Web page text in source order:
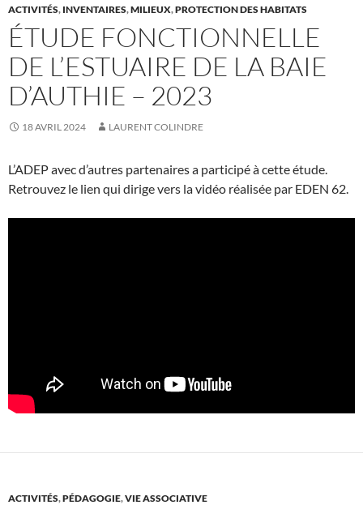
ACTIVITÉS, INVENTAIRES,MILIEUX,PROTECTION DES HABITATS
ÉTUDE FONCTIONNELLE
DE L’ESTUAIRE DE LA BAIE
D’AUTHIE – 2023
18 AVRIL 2024 LAURENT COLINDRE
L’ADEP avec d’autres partenaires a participé à cette étude.
Retrouvez le lien qui dirige vers la vidéo réalisée par EDEN 62.
ACTIVITÉS,PÉDAGOGIE,VIE ASSOCIATIVE